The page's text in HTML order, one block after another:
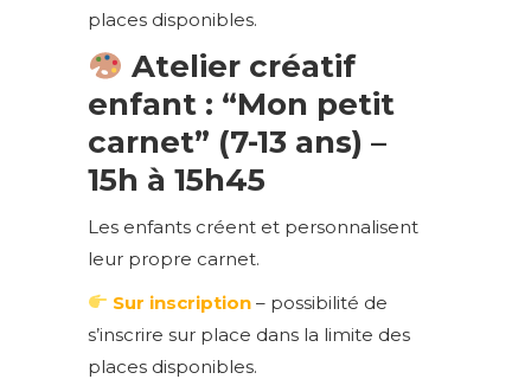
places disponibles.
Atelier créatif
enfant : “Mon petit
carnet” (7-13 ans) –
15h à 15h45
Les enfants créent et personnalisent
leur propre carnet.
Sur inscription – possibilité de
s’inscrire sur place dans la limite des
places disponibles.